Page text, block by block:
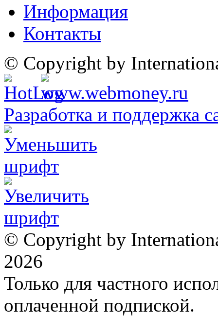
Информация
Контакты
© Copyright by
Разработка и поддержка
© Copyright by
2026
Только для частного
оплаченной подпиской.